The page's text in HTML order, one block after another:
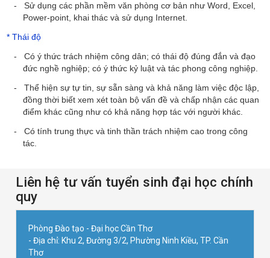
-Sử dụng các phần mềm văn phòng cơ bản như Word, Excel,
Power-point, khai thác và sử dụng Internet.
*Thái độ
- Có ý thức trách nhiệm công dân; có thái độ đúng đắn và đạo
đức nghề nghiệp; có ý thức kỷ luật và tác phong công nghiệp.
- Thể hiện sự tự tin, sự sẵn sàng và khả năng làm việc độc lập,
đồng thời biết xem xét toàn bộ vấn đề và chấp nhận các quan
điểm khác cũng như có khả năng hợp tác với người khác.
- Có tính trung thực và tinh thần trách nhiệm cao trong công
tác.
Liên hệ tư vấn tuyển sinh đại học chính
quy
Phòng Đào tạo - Đại học Cần Thơ
- Địa chỉ: Khu 2, Đường 3/2, Phường Ninh Kiều, TP. Cần
Thơ